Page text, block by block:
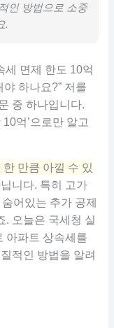
인 방법으로 소중
.
세 면제 한도 10억
하나요?” 저를
중 하나입니다.
억’으로만 알고
만큼 아낄 수 있
니다. 특히 고가
어있는 추가 공제
. 오늘은 국세청 실
아파트 상속세를
적인 방법을 알려